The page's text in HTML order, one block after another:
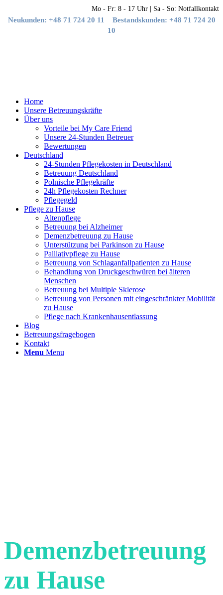
Mo - Fr: 8 - 17 Uhr | Sa - So: Notfallkontakt
Neukunden: +48 71 724 20 11 Bestandskunden: +48 71 724 20
10
Home
Unsere Betreuungskräfte
Über uns
Vorteile bei My Care Friend
Unsere 24-Stunden Betreuer
Bewertungen
Deutschland
24-Stunden Pflegekosten in Deutschland
Betreuung Deutschland
Polnische Pflegekräfte
24h Pflegekosten Rechner
Pflegegeld
Pflege zu Hause
Altenpflege
Betreuung bei Alzheimer
Demenzbetreuung zu Hause
Unterstützung bei Parkinson zu Hause
Palliativpflege zu Hause
Betreuung von Schlaganfallpatienten zu Hause
Behandlung von Druckgeschwüren bei älteren
Menschen
Betreuung bei Multiple Sklerose
Betreuung von Personen mit eingeschränkter Mobilität
zu Hause
Pflege nach Krankenhausentlassung
Blog
Betreuungsfragebogen
Kontakt
Menu Menu
Demenzbetreuung
zu Hause